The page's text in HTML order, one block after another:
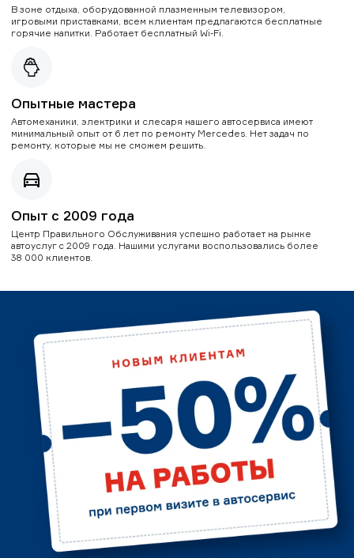
В зоне отдыха, оборудованной плазменным телевизором,
игровыми приставками, всем клиентам предлагаются бесплатные
горячие напитки. Работает бесплатный Wi-Fi.
Опытные мастера
Автомеханики, электрики и слесаря нашего автосервиса имеют
минимальный опыт от 6 лет по ремонту Mercedes. Нет задач по
ремонту, которые мы не сможем решить.
Опыт с 2009 года
Центр Правильного Обслуживания успешно работает на рынке
автоуслуг с 2009 года. Нашими услугами воспользовались более
38 000 клиентов.